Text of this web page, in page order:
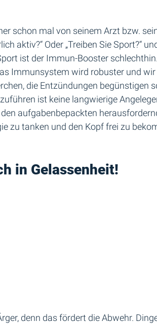
aktiv?“ Oder „Treiben Sie Sport?“
ist der Immun-Booster
Immunsystem wird robuster und
die Entzündungen begünstigen
ist keine langwierige
den aufgabenbepackten
zu tanken und den Kopf frei zu
in Gelassenheit!
denn das fördert die Abwehr.